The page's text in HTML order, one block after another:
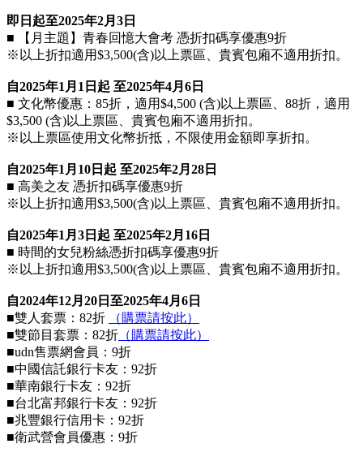
即日起至2025年2月3日
■ 【月主題】青春回憶大會考 憑折扣碼享優惠9折
※以上折扣適用$3,500(含)以上票區、貴賓包廂不適用折扣。
自2025年1月1日起 至2025年4月6日
■ 文化幣優惠：85折，適用$4,500 (含)以上票區、88折，適用
$3,500 (含)以上票區 、貴賓包廂不適用折扣。
※以上票區使用文化幣折抵，不限使用金額即享折扣。
自2025年1月10日起 至2025年2月28日
■ 高美之友 憑折扣碼享優惠9折
※以上折扣適用$3,500(含)以上票區 、貴賓包廂不適用折扣。
自2025年1月3日起 至2025年2月16日
■ 時間的女兒粉絲憑折扣碼享優惠9折
※以上折扣適用$3,500(含)以上票區 、貴賓包廂不適用折扣。
自2024年12月20日至2025年4月6日
■雙人套票：82折
（購票請按此）
■雙節目套票：82折 （購票請按此）
■udn售票網會員：9折
■中國信託銀行卡友：92折
■華南銀行卡友：92折
■台北富邦銀行卡友：92折
■兆豐銀行信用卡：92折
■衛武營會員優惠：9折